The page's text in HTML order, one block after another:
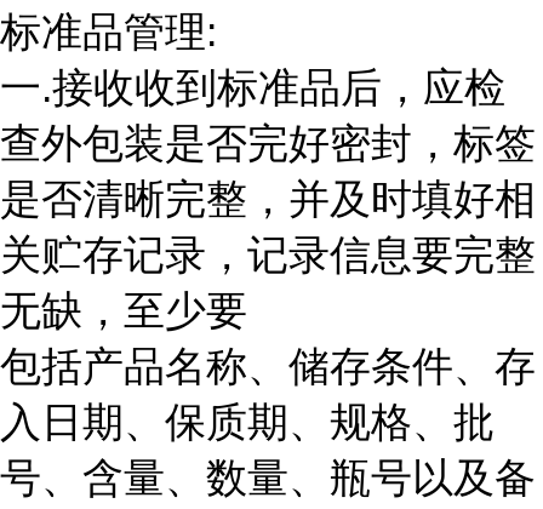
标准品管理:
一.接收收到标准品后，应检
查外包装是否完好密封，标签
是否清晰完整，并及时填好相
关贮存记录，记录信息要完整
无缺，至少要
包括产品名称、储存条件、存
入日期、保质期、规格、批
号、含量、数量、瓶号以及备